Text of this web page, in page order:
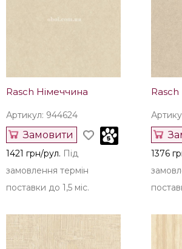
Rasch Німеччина
Артикул: 944624
Замовити
1421 грн/рул. Під
замовлення термін
поставки до 1,5 міс.
1376